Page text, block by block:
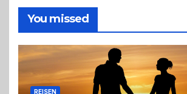
richtige
Entscheidung
You missed
REISEN